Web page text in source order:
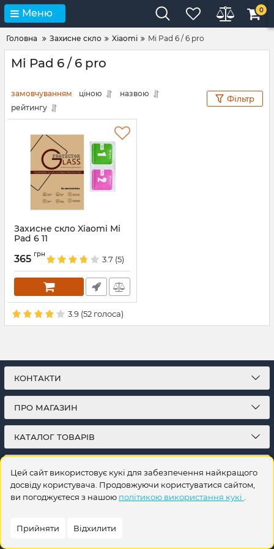
Меню 0
Головна Захисне скло Xiaomi Mi Pad 6 / 6 pro
Mi Pad 6 / 6 pro
замовчуванням ціною
назвою
рейтингу
Фільтр
Захисне скло Xiaomi Mi
Pad 6 11
365 грн
3.7 (5)
3.9 (52 голоса)
КОНТАКТИ
ПРО МАГАЗИН
КАТАЛОГ ТОВАРІВ
© 2026 Інтернет-магазин на
Цей сайт використовує кукі для забезпечення найкращого
досвіду користувача. Продовжуючи користуватися сайтом,
ви погоджуєтеся з нашою політикою використання кукі
Прийняти Відхилити